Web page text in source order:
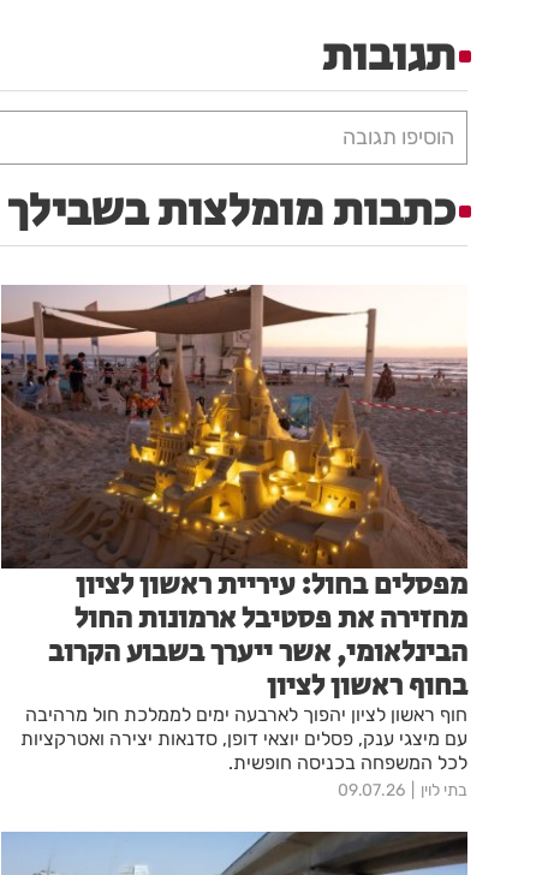
תגובות
הוסיפו תגובה
כתבות מומלצות בשבילך
מפסלים בחול: עיריית ראשון לציון
מחזירה את פסטיבל ארמונות החול
הבינלאומי, אשר ייערך בשבוע הקרוב
בחוף ראשון לציון
חוף ראשון לציון יהפוך לארבעה ימים לממלכת חול מרהיבה
עם מיצגי ענק, פסלים יוצאי דופן, סדנאות יצירה ואטרקציות
לכל המשפחה בכניסה חופשית.
בתי לוין 09.07.26